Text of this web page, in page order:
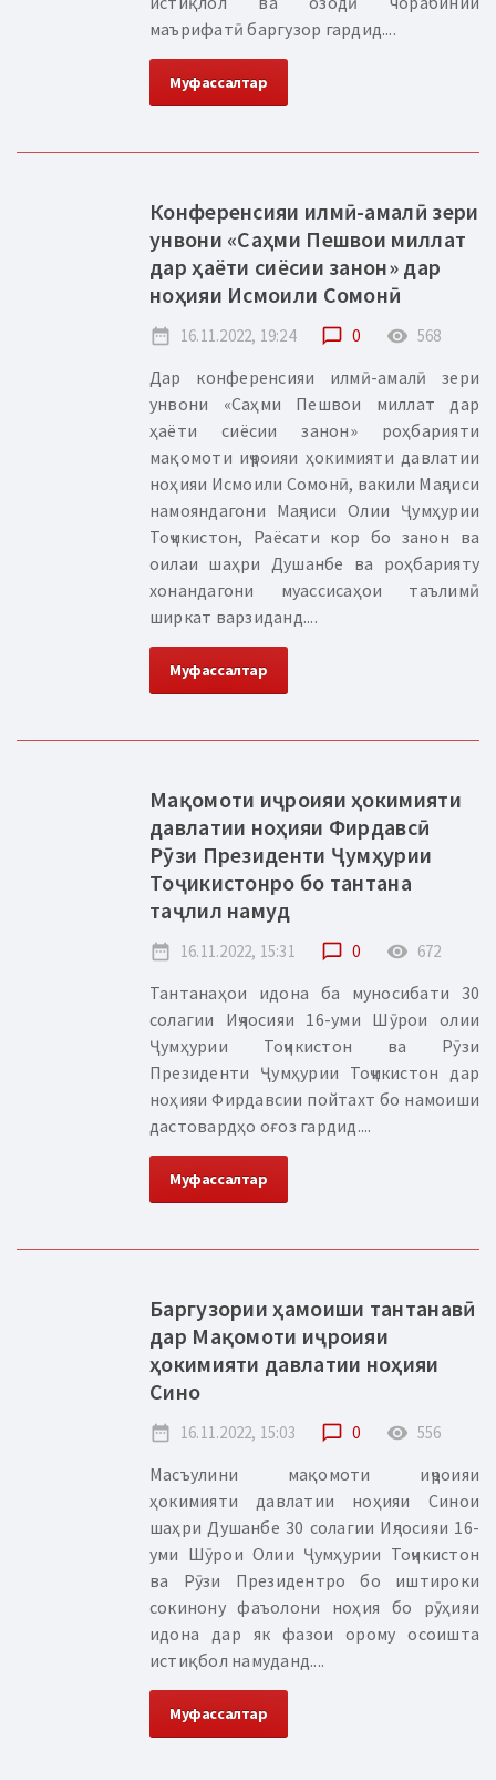
маърифатӣ баргузор гардид....
Муфассалтар
Конференсияи илмӣ-амалӣ зери
унвони «Саҳми Пешвои миллат
дар ҳаёти сиёсии занон» дар
ноҳияи Исмоили Сомонӣ
date_range 16.11.2022, 19:24 chat_bubble_outline 0 remove_red_eye 568
Дар конференсияи илмӣ-амалӣ зери
унвони «Саҳми Пешвои миллат дар
ҳаёти сиёсии занон» роҳбарияти
мақомоти иҷроияи ҳокимияти давлатии
ноҳияи Исмоили Сомонӣ, вакили Маҷлиси
намояндагони Маҷлиси Олии Ҷумҳурии
Тоҷикистон, Раёсати кор бо занон ва
оилаи шаҳри Душанбе ва роҳбарияту
хонандагони муассисаҳои таълимӣ
ширкат варзиданд....
Муфассалтар
Мақомоти иҷроияи ҳокимияти
давлатии ноҳияи Фирдавсӣ
Рӯзи Президенти Ҷумҳурии
Тоҷикистонро бо тантана
таҷлил намуд
date_range 16.11.2022, 15:31 chat_bubble_outline 0 remove_red_eye 672
Тантанаҳои идона ба муносибати 30
солагии Иҷлосияи 16-уми Шӯрои олии
Ҷумҳурии Тоҷикистон ва Рӯзи
Президенти Ҷумҳурии Тоҷикистон дар
ноҳияи Фирдавсии пойтахт бо намоиши
дастовардҳо оғоз гардид....
Муфассалтар
Баргузории ҳамоиши тантанавӣ
дар Мақомоти иҷроияи
ҳокимияти давлатии ноҳияи
Сино
date_range 16.11.2022, 15:03 chat_bubble_outline 0 remove_red_eye 556
Масъулини мақомоти иҷроияи
ҳокимияти давлатии ноҳияи Синои
шаҳри Душанбе 30 солагии Иҷлосияи 16-
уми Шӯрои Олии Ҷумҳурии Тоҷикистон
ва Рӯзи Президентро бо иштироки
сокинону фаъолони ноҳия бо рӯҳияи
идона дар як фазои орому осоишта
истиқбол намуданд....
Муфассалтар